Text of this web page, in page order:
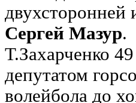
двухсторонней
Сергей Мазур.
Т.Захарченко
депутатом
волейбола до